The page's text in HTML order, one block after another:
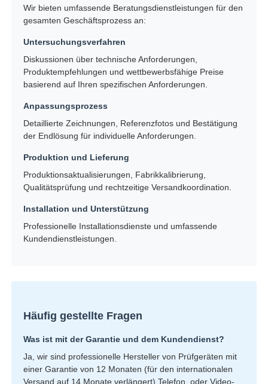
Wir bieten umfassende Beratungsdienstleistungen für den
gesamten Geschäftsprozess an:
Untersuchungsverfahren
Diskussionen über technische Anforderungen,
Produktempfehlungen und wettbewerbsfähige Preise
basierend auf Ihren spezifischen Anforderungen.
Anpassungsprozess
Detaillierte Zeichnungen, Referenzfotos und Bestätigung
der Endlösung für individuelle Anforderungen.
Produktion und Lieferung
Produktionsaktualisierungen, Fabrikkalibrierung,
Qualitätsprüfung und rechtzeitige Versandkoordination.
Installation und Unterstützung
Professionelle Installationsdienste und umfassende
Kundendienstleistungen.
Häufig gestellte Fragen
Was ist mit der Garantie und dem Kundendienst?
Ja, wir sind professionelle Hersteller von Prüfgeräten mit
einer Garantie von 12 Monaten (für den internationalen
Versand auf 14 Monate verlängert).Telefon, oder Video-